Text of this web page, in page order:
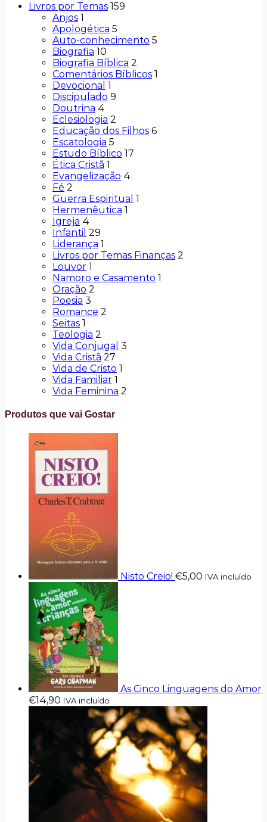
Livros por Temas 159
Anjos 1
Apologética 5
Auto-conhecimento 5
Biografia 10
Biografia Bíblica 2
Comentários Bíblicos 1
Devocional 1
Discipulado 9
Doutrina 4
Eclesiologia 2
Educação dos Filhos 6
Escatologia 5
Estudo Bíblico 17
Ética Cristã 1
Evangelização 4
Fé 2
Guerra Espiritual 1
Hermenêutica 1
Igreja 4
Infantil 29
Liderança 1
Livros por Temas Finanças 2
Louvor 1
Namoro e Casamento 1
Oração 2
Poesia 3
Romance 2
Seitas 1
Teologia 2
Vida Conjugal 3
Vida Cristã 27
Vida de Cristo 1
Vida Familiar 1
Vida Feminina 2
Produtos que vai Gostar
Nisto Creio! €5,00 IVA incluído
As Cinco Linguagens do Amor
€14,90 IVA incluído